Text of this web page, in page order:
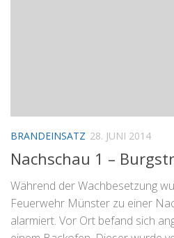
BRANDEINSATZ 28. JUNI 2014
Nachschau 1 –
Während der Wachbesetzung
Feuerwehr Münster zu einer
alarmiert. Vor Ort befand sich